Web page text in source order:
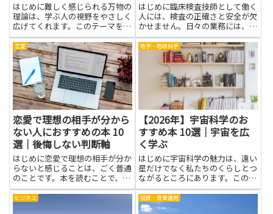
はじめに難しく感じられる万物の
理論は、学ぶ人の視野をやさしく
広げてくれます。このテーマを知
ると、自然の仕組みや宇宙のしく
みを日常の疑問に結びつけて考え
る力がつきます。身の回りの現象
を因果でつなぐ癖がつけば、授業
やニュースの読み解き方も変わ
り...
はじめに臨床検査技師として働く
人には、検査の正確さと安全が欠
かせません。日々の業務には、検
査の基礎知識だけでなく、機器の
使い方やデータの読み方、品質管
理の考え方も求められます。そん
なとき、本を読むと視野が広が
り、現場での判断がスムーズにな
恋愛
恋愛で理想の相手が分から
ない人におすすめの本 10
選｜後悔しない判断軸
はじめに恋愛で理想の相手が分か
らないと感じることは、ごく普通
のことです。本を読むことで、自
分の価値観や優先順位を整理する
ヒントが得られます。書籍には他
地学・地球科学
【2026年】宇宙科学のお
すすめ本 10選｜宇宙を広
く学ぶ
はじめに宇宙科学の魅力は、遠い
星だけでなく私たちのくらしとつ
ながるところにあります。この分
野を学ぶと、夜空の見え方が変わ
り、惑星の動きや探査の話にも興
味が湧きます。読書を通してデー
ビジネス 投資・資産運用